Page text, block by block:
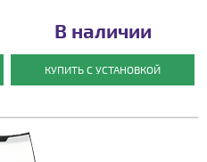
В наличии
КУПИТЬ С УСТАНОВКОЙ